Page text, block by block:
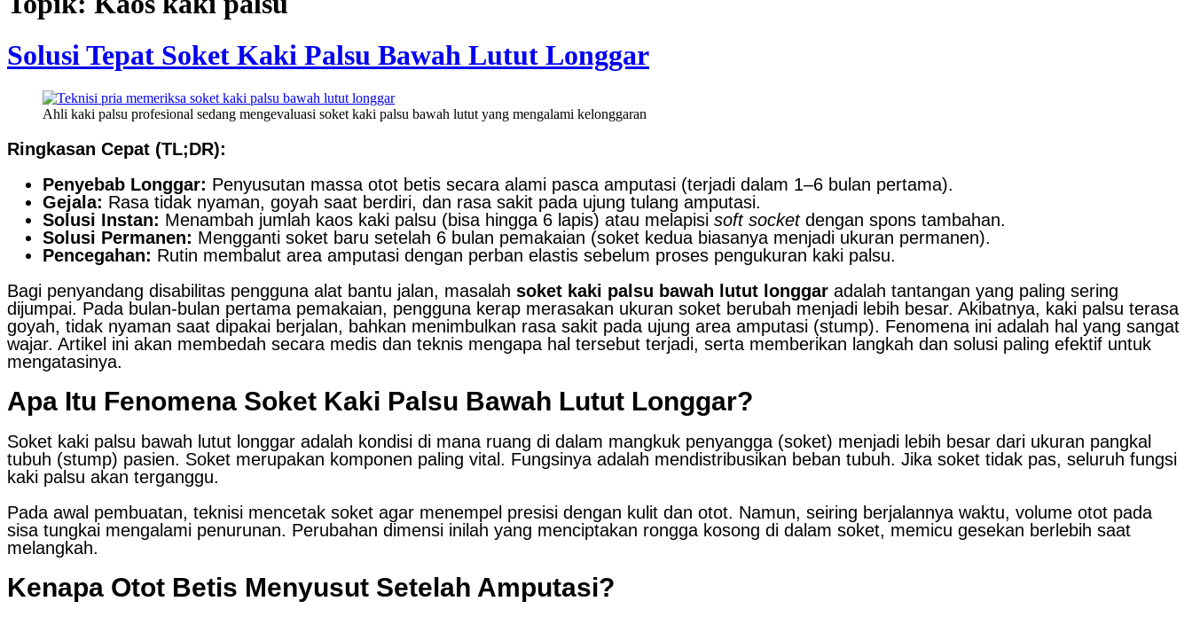
Solusi Tepat Soket Kaki Palsu Bawah Lutut Longgar
Ahli kaki palsu profesional sedang mengevaluasi soket kaki palsu bawah lutut yang mengalami kelonggaran
Ringkasan Cepat (TL;DR):
Penyebab Longgar: Penyusutan massa otot betis secara alami pasca amputasi (terjadi dalam 1–6 bulan pertama).
Gejala: Rasa tidak nyaman, goyah saat berdiri, dan rasa sakit pada ujung tulang amputasi.
Solusi Instan: Menambah jumlah kaos kaki palsu (bisa hingga 6 lapis) atau melapisi soft socketdengan spons tambahan.
Solusi Permanen: Mengganti soket baru setelah 6 bulan pemakaian (soket kedua biasanya menjadi ukuran permanen).
Pencegahan: Rutin membalut area amputasi dengan perban elastis sebelum proses pengukuran kaki palsu.
Bagi penyandang disabilitas pengguna alat bantu jalan, masalah soket kaki palsu bawah lutut longgar adalah tantangan yang paling sering
dijumpai. Pada bulan-bulan pertama pemakaian, pengguna kerap merasakan ukuran soket berubah menjadi lebih besar. Akibatnya, kaki palsu terasa
goyah, tidak nyaman saat dipakai berjalan, bahkan menimbulkan rasa sakit pada ujung area amputasi (stump). Fenomena ini adalah hal yang sangat
wajar. Artikel ini akan membedah secara medis dan teknis mengapa hal tersebut terjadi, serta memberikan langkah dan solusi paling efektif untuk
mengatasinya.
Apa Itu Fenomena Soket Kaki Palsu Bawah Lutut Longgar?
Soket kaki palsu bawah lutut longgar adalah kondisi di mana ruang di dalam mangkuk penyangga (soket) menjadi lebih besar dari ukuran pangkal
tubuh (stump) pasien. Soket merupakan komponen paling vital. Fungsinya adalah mendistribusikan beban tubuh. Jika soket tidak pas, seluruh fungsi
kaki palsu akan terganggu.
Pada awal pembuatan, teknisi mencetak soket agar menempel presisi dengan kulit dan otot. Namun, seiring berjalannya waktu, volume otot pada
sisa tungkai mengalami penurunan. Perubahan dimensi inilah yang menciptakan rongga kosong di dalam soket, memicu gesekan berlebih saat
melangkah.
Kenapa Otot Betis Menyusut Setelah Amputasi?